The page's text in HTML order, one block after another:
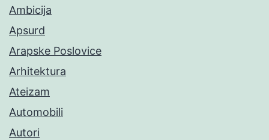
Ambicija
Apsurd
Arapske Poslovice
Arhitektura
Ateizam
Automobili
Autori